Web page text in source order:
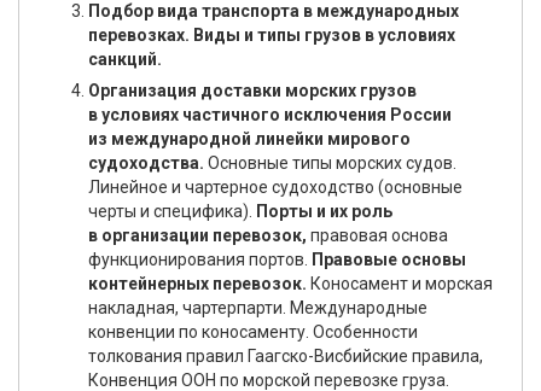
Подбор вида транспорта в международных
перевозках. Виды и типы грузов в условиях
санкций.
Организация доставки морских грузов
в условиях частичного исключения России
из международной линейки мирового
судоходства. Основные типы морских судов.
Линейное и чартерное судоходство (основные
черты и специфика).
Порты и их роль
в организации перевозок, правовая основа
функционирования портов.
Правовые основы
контейнерных перевозок. Коносамент и морская
накладная, чартерпарти. Международные
конвенции по коносаменту. Особенности
толкования правил Гаагско-Висбийские правила,
Конвенция ООН по морской перевозке груза.